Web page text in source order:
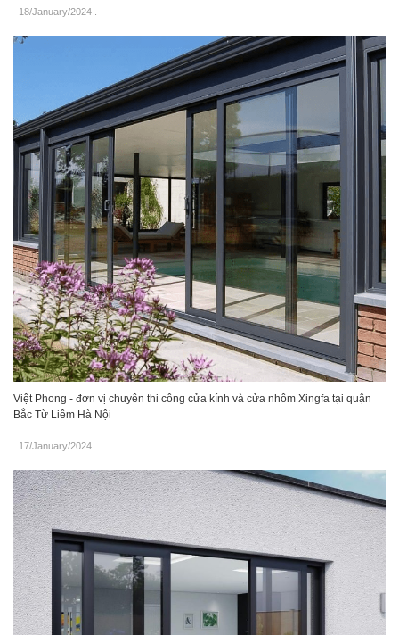
18/January/2024
Việt Phong - đơn vị chuyên thi công cửa kính và cửa nhôm Xingfa tại quận
Bắc Từ Liêm Hà Nội
17/January/2024